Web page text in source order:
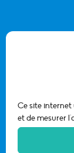
Ce site internet
et de mesurer